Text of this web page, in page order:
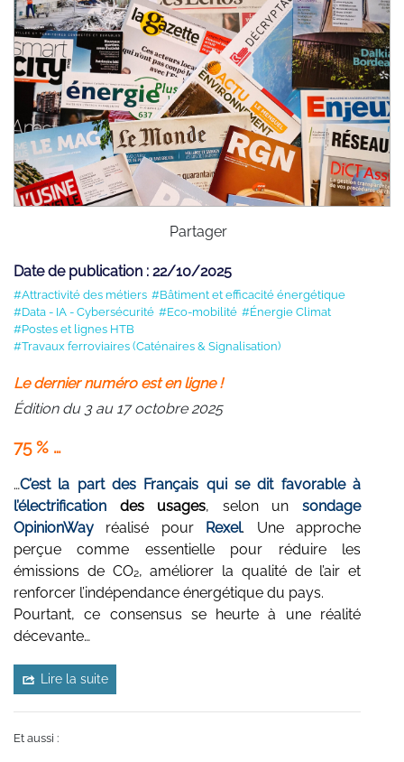
Partager
Date de publication : 22/10/2025
#Attractivité des métiers #Bâtiment et efficacité énergétique
#Data - IA - Cybersécurité #Eco-mobilité #Énergie Climat
#Postes et lignes HTB
#Travaux ferroviaires (Caténaires & Signalisation)
Le dernier numéro est en ligne !
Édition du 3 au 17 octobre 2025
75 % …
…C’est la part des Français qui se dit favorable à
l’électrification des usages, selon un sondage
OpinionWay
réalisé pourRexel. Une approche
perçue comme essentielle pour réduire les
émissions de CO₂, améliorer la qualité de l’air et
renforcer l’indépendance énergétique du pays.
Pourtant, ce consensus se heurte à une réalité
décevante…
Lire la suite
Et aussi :